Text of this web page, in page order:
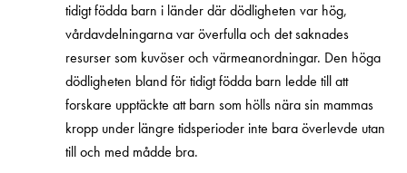
tidigt födda barn i länder där dödligheten var hög,
vårdavdelningarna var överfulla och det saknades
resurser som kuvöser och värmeanordningar. Den höga
dödligheten bland för tidigt födda barn ledde till att
forskare upptäckte att barn som hölls nära sin mammas
kropp under längre tidsperioder inte bara överlevde utan
till och med mådde bra.